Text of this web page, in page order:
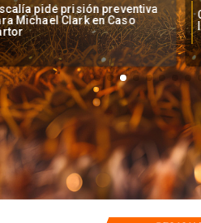
Clark increpado por hinchas de
la U en Centro de Justicia